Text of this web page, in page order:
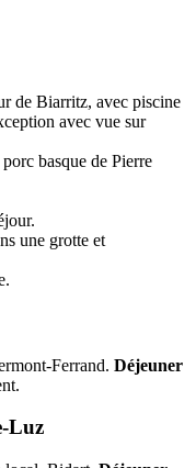
de Biarritz, avec piscine
avec vue sur
basque de Pierre
une grotte et
Ferrand. Déjeuner
Luz